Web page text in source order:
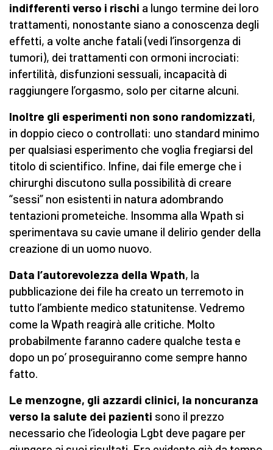
indifferenti verso i rischi a lungo termine dei loro
trattamenti, nonostante siano a conoscenza degli
effetti, a volte anche fatali (vedi l’insorgenza di
tumori), dei trattamenti con ormoni incrociati:
infertilità, disfunzioni sessuali, incapacità di
raggiungere l’orgasmo, solo per citarne alcuni.
Inoltre gli esperimenti non sono randomizzati,
in doppio cieco o controllati: uno standard minimo
per qualsiasi esperimento che voglia fregiarsi del
titolo di scientifico. Infine, dai file emerge che i
chirurghi discutono sulla possibilità di creare
“sessi” non esistenti in natura adombrando
tentazioni prometeiche. Insomma alla Wpath si
sperimentava su cavie umane il delirio gender della
creazione di un uomo nuovo.
Data l’autorevolezza della Wpath, la
pubblicazione dei file ha creato un terremoto in
tutto l’ambiente medico statunitense. Vedremo
come la Wpath reagirà alle critiche. Molto
probabilmente faranno cadere qualche testa e
dopo un po’ proseguiranno come sempre hanno
fatto.
Le menzogne, gli azzardi clinici, la noncuranza
verso la salute dei pazienti sono il prezzo
necessario che l’ideologia Lgbt deve pagare per